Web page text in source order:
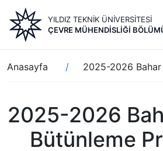
içeriğe
atla
YILDIZ TEKNİK ÜNİVERSİTESİ
ÇEVRE MÜHENDISLIĞI
Sayfa
yolu
Anasayfa 2025-2026 Bahar
2025-2026
Bütünleme